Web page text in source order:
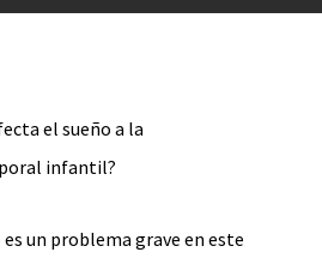
el sueño a la
infantil?
un problema grave en este